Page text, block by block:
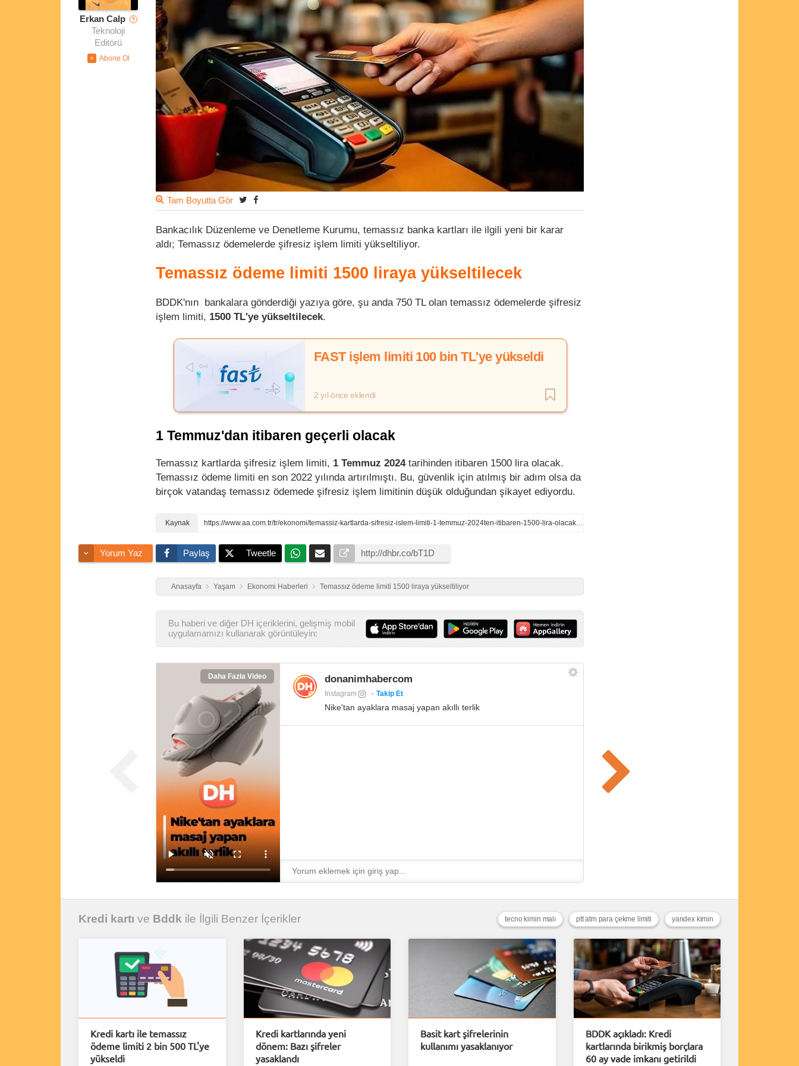
Erkan Calp ?
Teknoloji
Editörü
Tam Boyutta Gör
Bankacılık Düzenleme ve Denetleme Kurumu, temassız banka kartları ile ilgili yeni bir karar
aldı; Temassız ödemelerde şifresiz işlem limiti yükseltiliyor.
Temassız ödeme limiti 1500 liraya yükseltilecek
BDDK'nın bankalara gönderdiği yazıya göre, şu anda 750 TL olan temassız ödemelerde şifresiz
işlem limiti, 1500 TL'ye yükseltilecek.
FAST işlem limiti 100 bin TL'ye yükseldi
2 yıl önce eklendi
1 Temmuz'dan itibaren geçerli olacak
Temassız kartlarda şifresiz işlem limiti, 1 Temmuz 2024 tarihinden itibaren 1500 lira olacak.
Temassız ödeme limiti en son 2022 yılında artırılmıştı. Bu, güvenlik için atılmış bir adım olsa da
birçok vatandaş temassız ödemede şifresiz işlem limitinin düşük olduğundan şikayet ediyordu.
https://www.aa.com.tr/tr/ekonomi/temassiz-kartlarda-sifresiz-islem-limiti-1-temmuz-2024ten-itibaren-1500-lira-olacak/3206512
Yorum Yaz Paylaş Tweetle
Anasayfa Yaşam Ekonomi Haberleri Temassız ödeme limiti 1500 liraya yükseltiliyor
Bu haberi ve diğer DH içeriklerini, gelişmiş mobil
uygulamamızı kullanarak görüntüleyin:
Daha Fazla Video donanimhabercom
Instagram Takip Et
Nike'tan ayaklara masaj yapan akıllı terlik
Kredi kartı ve Bddk ile İlgili Benzer İçerikler yandex kimin
ptt atm para çekme limiti
tecno kimin malı
Kredi kartı ile temassız
ödeme limiti 2 bin 500 TL'ye
yükseldi
Kredi kartlarında yeni
dönem: Bazı şifreler
yasaklandı
Basit kart şifrelerinin
kullanımı yasaklanıyor
BDDK açıkladı: Kredi
kartlarında birikmiş borçlara
60 ay vade imkanı getirildi